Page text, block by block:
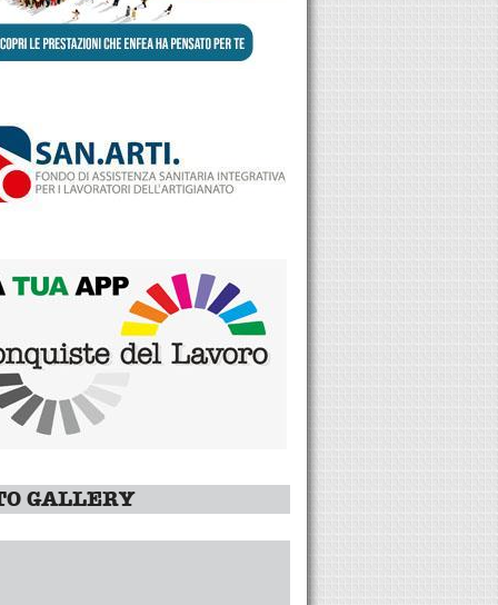
GALLERY